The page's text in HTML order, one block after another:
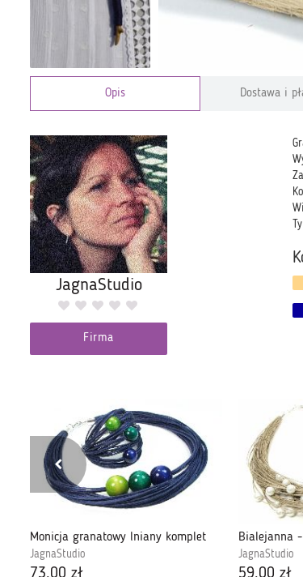
Opis Dostawa i
JagnaStudio
Firma
Monicja granatowy lniany komplet
JagnaStudio JagnaStudio